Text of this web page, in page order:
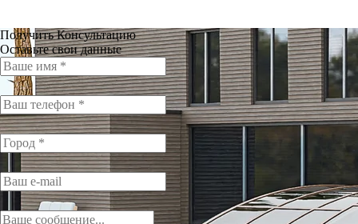
Получить Консультацию
Оставьте свои данные